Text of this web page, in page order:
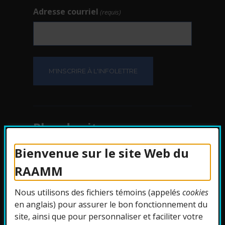
Bienvenue sur le site Web du
RAAMM
Nous utilisons des fichiers témoins (appeléscookies
en anglais) pour assurer le bon fonctionnement du
site, ainsi que pour personnaliser et faciliter votre
Adresse courriel (requis)
Plan du site
Protection des
renseignements
Accessibilité